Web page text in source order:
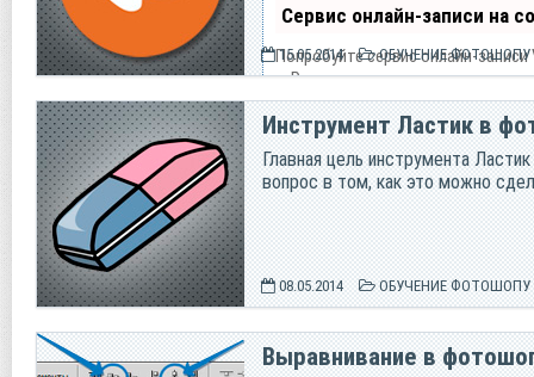
Сервис онлайн-записи на
Попробуйте сервис онлайн-
— Разгрузит мастера,
— Позволит гибко управлять
— Разошлет оповещения о новых
— Позволит записываться на
— Поможет получить от клиента
Зарегистрироваться в
15.05.2014 ОБУЧЕНИЕ ФОТОШОПУ
Инструмент Ластик в
Главная цель инструмента
вопрос в том, как это можно
08.05.2014 ОБУЧЕНИЕ ФОТОШОПУ
Выравнивание в